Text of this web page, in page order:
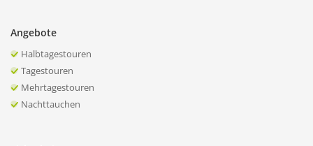
Angebote
Halbtagestouren
Tagestouren
Mehrtagestouren
Nachttauchen